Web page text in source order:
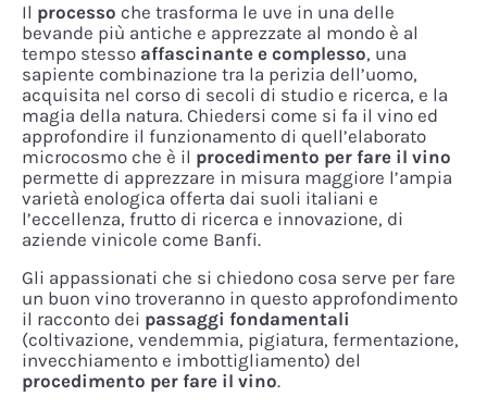
Il processo che trasforma le uve in una delle
bevande più antiche e apprezzate al mondo è al
tempo stesso affascinante e complesso, una
sapiente combinazione tra la perizia dell’uomo,
acquisita nel corso di secoli di studio e ricerca, e la
magia della natura. Chiedersi come si fa il vino ed
approfondire il funzionamento di quell’elaborato
microcosmo che è il procedimento per fare il vino
permette di apprezzare in misura maggiore l’ampia
varietà enologica offerta dai suoli italiani e
l’eccellenza, frutto di ricerca e innovazione, di
aziende vinicole come Banfi.
Gli appassionati che si chiedono cosa serve per fare
un buon vino troveranno in questo approfondimento
il racconto dei passaggi fondamentali
(coltivazione, vendemmia, pigiatura, fermentazione,
invecchiamento e imbottigliamento) del
procedimento per fare il vino.